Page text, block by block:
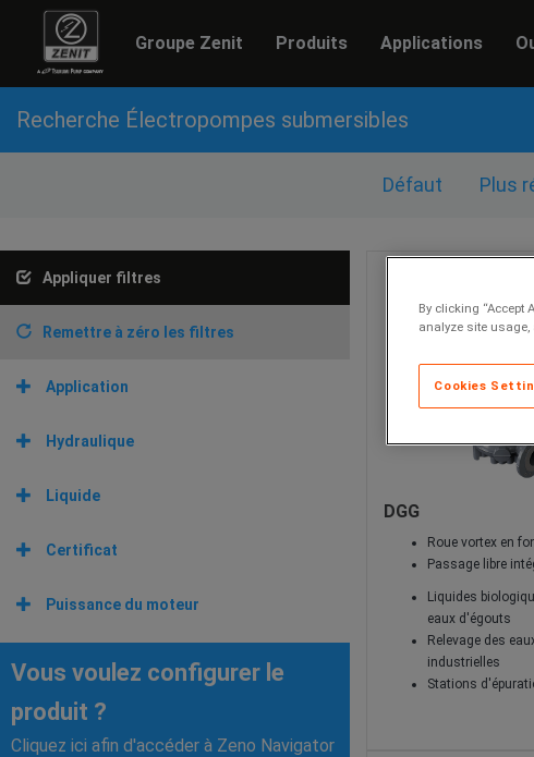
Groupe Zenit Produits Applications
Recherche Électropompes submersibles
Défaut Plus
Appliquer filtres
Remettre à zéro les filtres
Application
Hydraulique
Liquide
Certificat
Puissance du moteur
Vous voulez configurer le
produit ?
Cliquez ici afin d'accéder à Zeno Navigator
DGG
Roue vortex en
Passage libre
Liquides
eaux d'égouts
Relevage des
industrielles
Stations
By clicking “Accept
analyze site
Cookies